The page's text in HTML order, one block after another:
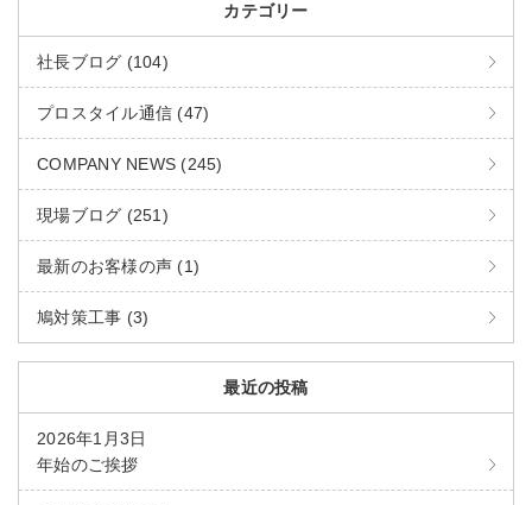
カテゴリー
社長ブログ (104)
プロスタイル通信 (47)
COMPANY NEWS (245)
現場ブログ (251)
最新のお客様の声 (1)
鳩対策工事 (3)
最近の投稿
2026年1月3日
年始のご挨拶